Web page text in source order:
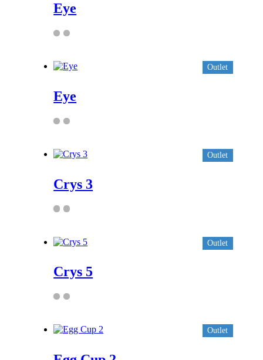
Eye
Outlet
Eye
Outlet
Crys 3
Outlet
Crys 5
Outlet